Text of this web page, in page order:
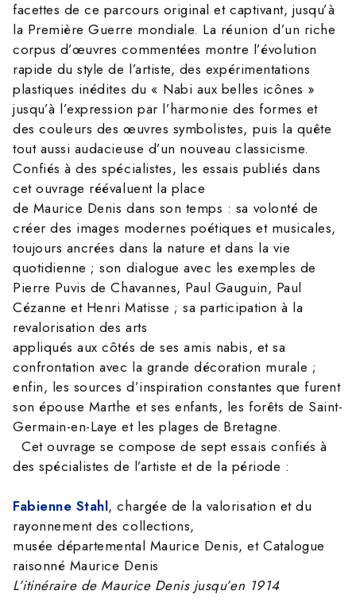
facettes de ce parcours original et captivant, jusqu’à
la Première Guerre mondiale. La réunion d’un riche
corpus d’œuvres commentées montre l’évolution
rapide du style de l’artiste, des expérimentations
plastiques inédites du « Nabi aux belles icônes »
jusqu’à l’expression par l’harmonie des formes et
des couleurs des œuvres symbolistes, puis la quête
tout aussi audacieuse d’un nouveau classicisme.
Confiés à des spécialistes, les essais publiés dans
cet ouvrage réévaluent la place
de Maurice Denis dans son temps : sa volonté de
créer des images modernes poétiques et musicales,
toujours ancrées dans la nature et dans la vie
quotidienne ; son dialogue avec les exemples de
Pierre Puvis de Chavannes, Paul Gauguin, Paul
Cézanne et Henri Matisse ; sa participation à la
revalorisation des arts
appliqués aux côtés de ses amis nabis, et sa
confrontation avec la grande décoration murale ;
enfin, les sources d’inspiration constantes que furent
son épouse Marthe et ses enfants, les forêts de Saint-
Germain-en-Laye et les plages de Bretagne.
Cet ouvrage se compose de sept essais confiés à
des spécialistes de l’artiste et de la période :
Fabienne Stahl, chargée de la valorisation et du
rayonnement des collections,
musée départemental Maurice Denis, et Catalogue
raisonné Maurice Denis
L’itinéraire de Maurice Denis jusqu’en 1914